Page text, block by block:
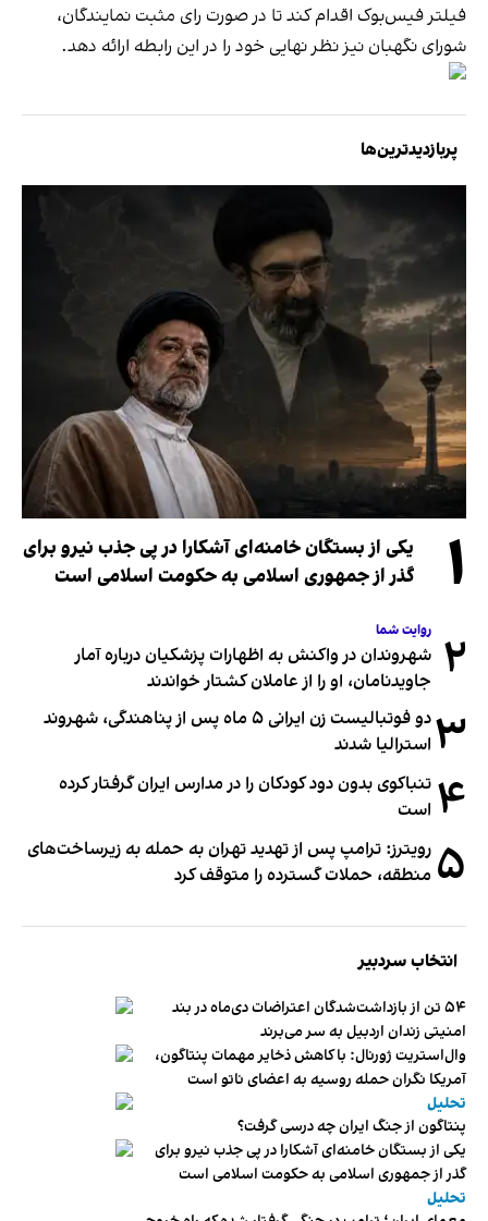
فیلتر فیس‌بوک اقدام کند تا در صورت رای مثبت نمایندگان،
شورای نگهبان نیز نظر نهایی خود را در این رابطه ارائه دهد.
پربازدیدترین‌ها
۱
یکی از بستگان خامنه‌ای آشکارا در پی جذب نیرو برای
گذر از جمهوری اسلامی به حکومت اسلامی است
۲ روایت شما
شهروندان در واکنش به اظهارات پزشکیان درباره آمار
جاویدنامان، او را از عاملان کشتار خواندند
۳
دو فوتبالیست زن ایرانی ۵ ماه پس از پناهندگی، شهروند
استرالیا شدند
۴ تنباکوی بدون دود کودکان را در مدارس ایران گرفتار کرده
است
۵ رویترز: ترامپ پس از تهدید تهران به حمله به زیرساخت‌های
منطقه، حملات گسترده را متوقف کرد
انتخاب سردبیر
۵۴ تن از بازداشت‌شدگان اعتراضات دی‌ماه در بند
امنیتی زندان اردبیل به سر می‌برند
وال‌استریت ژورنال: با کاهش ذخایر مهمات پنتاگون،
آمریکا نگران حمله روسیه به اعضای ناتو‌ است
تحلیل
پنتاگون از جنگ ایران چه درسی گرفت؟
یکی از بستگان خامنه‌ای آشکارا در پی جذب نیرو برای
گذر از جمهوری اسلامی به حکومت اسلامی است
تحلیل